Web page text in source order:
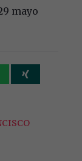
mayo